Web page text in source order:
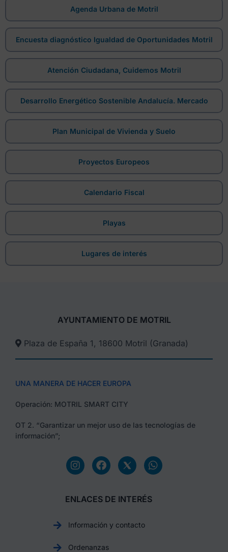
Agenda Urbana de Motril
Encuesta diagnóstico Igualdad de Oportunidades Motril
Atención Ciudadana, Cuidemos Motril
Desarrollo Energético Sostenible Andalucía. Mercado
Plan Municipal de Vivienda y Suelo
Proyectos Europeos
Calendario Fiscal
Playas
Lugares de interés
AYUNTAMIENTO DE MOTRIL
Plaza de España 1, 18600 Motril (Granada)​
UNA MANERA DE HACER EUROPA
Operación: MOTRIL SMART CITY
OT 2. “Garantizar un mejor uso de las tecnologías de
información”;
ENLACES DE INTERÉS
Información y contacto
Ordenanzas